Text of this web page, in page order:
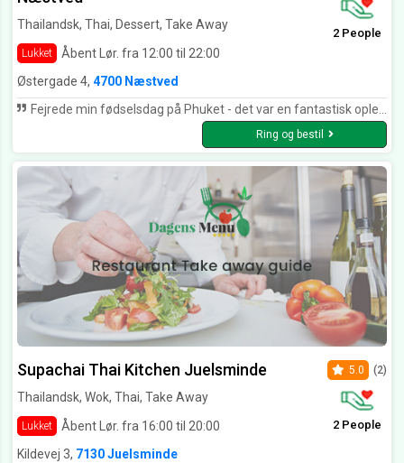
Thailandsk, Thai, Dessert, Take Away
Lukket Åbent Lør. fra 12:00 til 22:00
2 People
Østergade 4, 4700 Næstved
Fejrede min fødselsdag på Phuket - det var en fantastisk oplevelse med mange spændende og yderst velsmagende retter og rigtig fin betjening - så afgjort 5 ⭐️⭐️⭐️⭐️⭐️
Ring og bestil
Supachai Thai Kitchen Juelsminde
Thailandsk, Wok, Thai, Take Away
Lukket Åbent Lør. fra 16:00 til 20:00
5.0 (2)
2 People
Kildevej 3, 7130 Juelsminde